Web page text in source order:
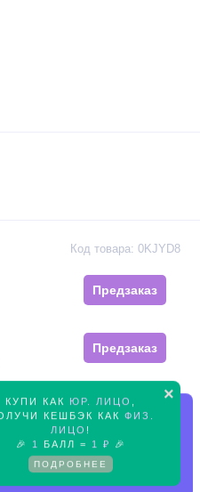
×
КУПИ КАК ЮР. ЛИЦО
КЕШБЭК КАК ФИЗ.
ЛИЦО !
🎉
1 БАЛЛ = 1 ₽ 🎉
ПОДРОБНЕЕ
Код товара: 0KJYD8
Предзаказ
Предзаказ
Предзаказ